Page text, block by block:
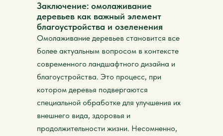
Заключение: омолаживание
деревьев как важный элемент
благоустройства и озеленения
Омолаживание деревьев становится все
более актуальным вопросом в контексте
современного ландшафтного дизайна и
благоустройства. Это процесс, при
котором деревья подвергаются
специальной обработке для улучшения их
внешнего вида, здоровья и
продолжительности жизни. Несомненно,